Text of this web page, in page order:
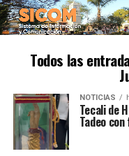
Todos las
NOTICIAS
Tecali de
Tadeo